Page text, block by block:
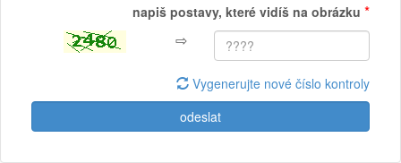
napiš postavy, které vidíš na obrázku *
⇨
Vygenerujte nové číslo kontroly
odeslat